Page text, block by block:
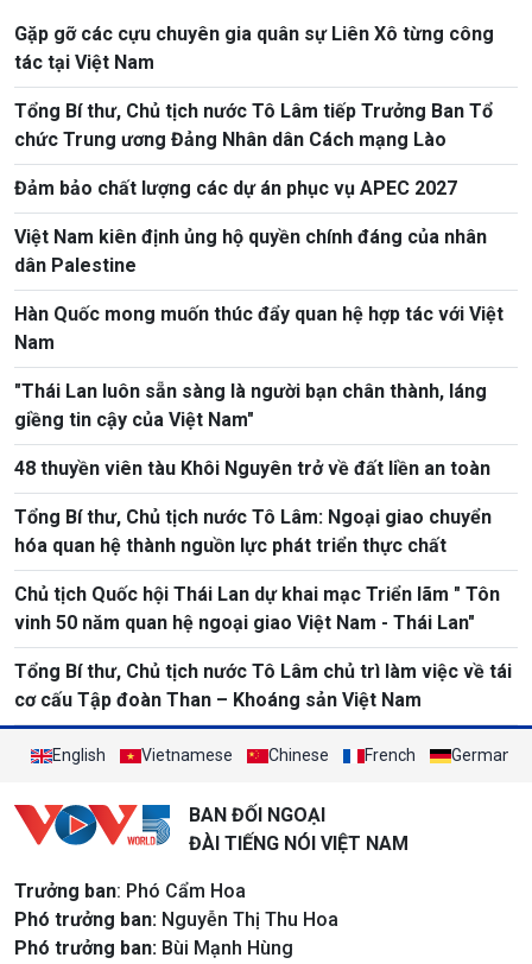
Gặp gỡ các cựu chuyên gia quân sự Liên Xô từng công
tác tại Việt Nam
Tổng Bí thư, Chủ tịch nước Tô Lâm tiếp Trưởng Ban Tổ
chức Trung ương Đảng Nhân dân Cách mạng Lào
Đảm bảo chất lượng các dự án phục vụ APEC 2027
Việt Nam kiên định ủng hộ quyền chính đáng của nhân
dân Palestine
Hàn Quốc mong muốn thúc đẩy quan hệ hợp tác với Việt
Nam
"Thái Lan luôn sẵn sàng là người bạn chân thành, láng
giềng tin cậy của Việt Nam"
48 thuyền viên tàu Khôi Nguyên trở về đất liền an toàn
Tổng Bí thư, Chủ tịch nước Tô Lâm: Ngoại giao chuyển
hóa quan hệ thành nguồn lực phát triển thực chất
Chủ tịch Quốc hội Thái Lan dự khai mạc Triển lãm " Tôn
vinh 50 năm quan hệ ngoại giao Việt Nam - Thái Lan"
Tổng Bí thư, Chủ tịch nước Tô Lâm chủ trì làm việc về tái
cơ cấu Tập đoàn Than – Khoáng sản Việt Nam
English Vietnamese Chinese French German
BAN ĐỐI NGOẠI
ĐÀI TIẾNG NÓI VIỆT NAM
Trưởng ban: Phó Cẩm Hoa
Phó trưởng ban: Nguyễn Thị Thu Hoa
Phó trưởng ban: Bùi Mạnh Hùng